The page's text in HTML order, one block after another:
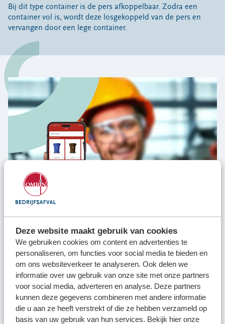
Deze website maakt gebruik van cookies
We gebruiken cookies om content en advertenties te
personaliseren, om functies voor social media te bieden en
om ons websiteverkeer te analyseren. Ook delen we
informatie over uw gebruik van onze site met onze partners
voor social media, adverteren en analyse. Deze partners
kunnen deze gegevens combineren met andere informatie
die u aan ze heeft verstrekt of die ze hebben verzameld op
basis van uw gebruik van hun services. Bekijk hier onze
Contact
Contact
Samen Duurzaam
Bij dit type container is de pers afkoppelbaar. Zodra een
container vol is, wordt deze losgekoppeld van de pers en
vervangen door een lege container.
Regel gemakkelijk jouw afvalzaken met degratisOmrin
Bedrijfsafvalapp.